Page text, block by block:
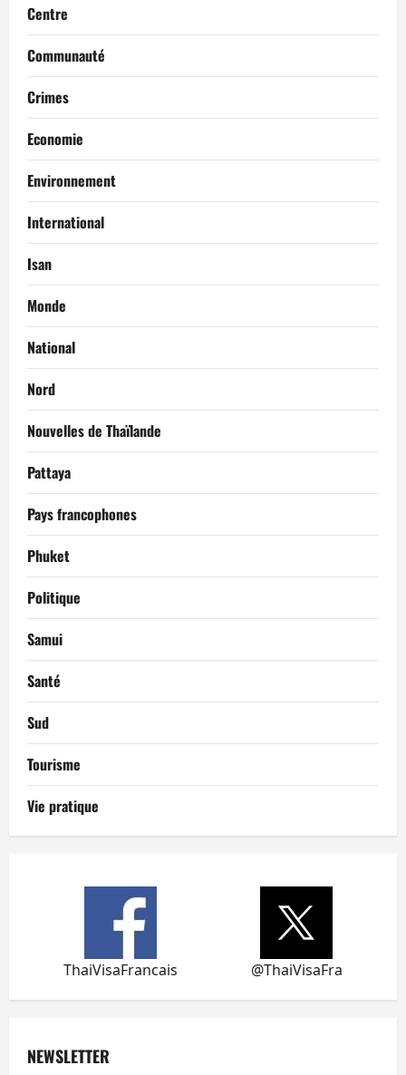
Centre
Communauté
Crimes
Economie
Environnement
International
Isan
Monde
National
Nord
Nouvelles de Thaïlande
Pattaya
Pays francophones
Phuket
Politique
Samui
Santé
Sud
Tourisme
Vie pratique
ThaiVisaFrancais @ThaiVisaFra
NEWSLETTER